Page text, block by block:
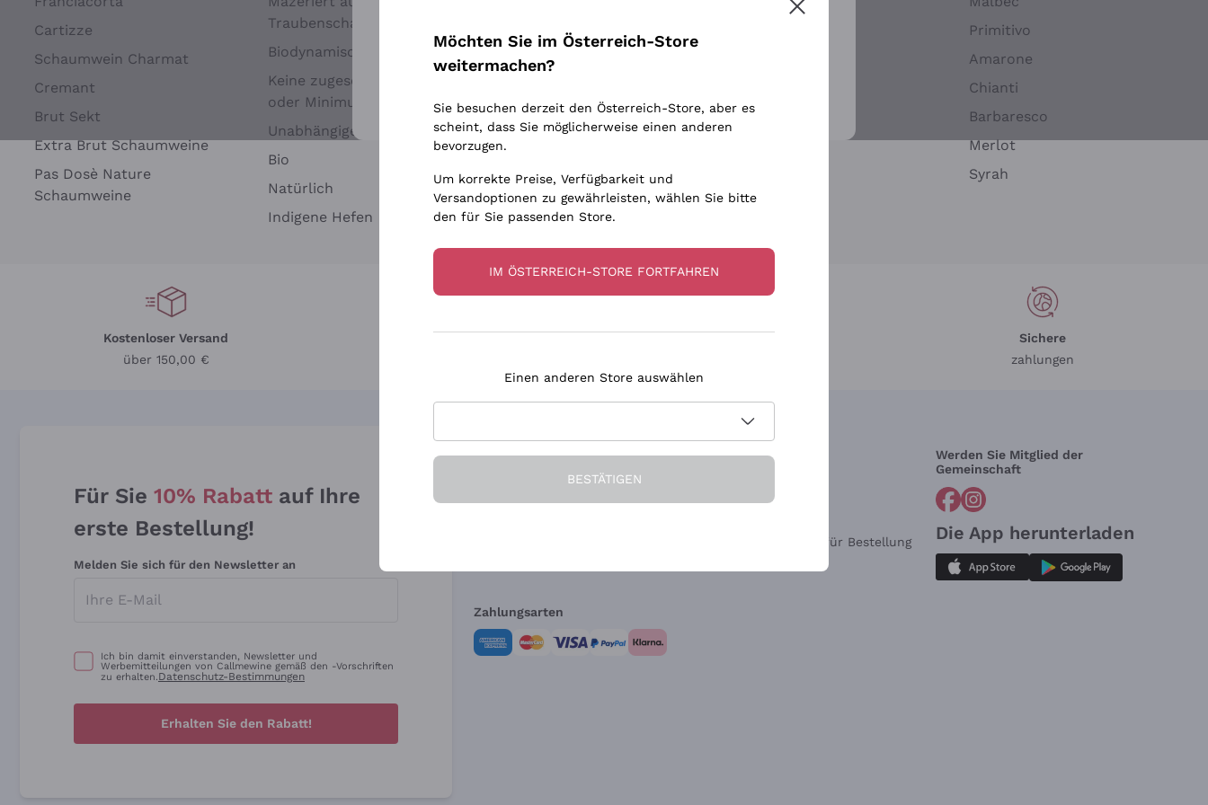
Cartizze
Schaumwein Charmat
Cremant
Brut Sekt
Extra Brut Schaumweine
Pas Dosè Nature
Schaumweine
Traubenschalen
Biodynamisch
Keine zugesetzten Sulfite
oder Minimum
Unabhängige Weinbauern
Bio
Natürlich
Indigene Hefen
Occhipinti Arianna
Biondi Santi
Argiolas
Zenato
Ca' dei Frati
Chardonnay
Primitivo
Amarone
Chianti
Barbaresco
Merlot
Syrah
Kostenloser Versand
über 150,00 €
Sichere
zahlungen
Für Sie 10% Rabatt auf Ihre
erste Bestellung!
Melden Sie sich für den Newsletter an
Ich bin damit einverstanden, Newsletter und
Werbemitteilungen von Callmewine gemäß den -Vorschriften
zu erhalten.Datenschutz-Bestimmungen
Erhalten Sie den Rabatt!
Die Firma Brauchen Sie Hilfe?
Widerrufsformular für Bestellung
Werden Sie Mitglied der
Gemeinschaft
Die App herunterladen
Zahlungsarten
Weitere Informationen finden Sie in unserem Datenschutz-Bestimmungen
Möchten Sie im Österreich-Store
weitermachen?
Sie besuchen derzeit den Österreich-Store, aber es
scheint, dass Sie möglicherweise einen anderen
bevorzugen.
Um korrekte Preise, Verfügbarkeit und
Versandoptionen zu gewährleisten, wählen Sie bitte
den für Sie passenden Store.
IM ÖSTERREICH-STORE FORTFAHREN
Einen anderen Store auswählen
BESTÄTIGEN